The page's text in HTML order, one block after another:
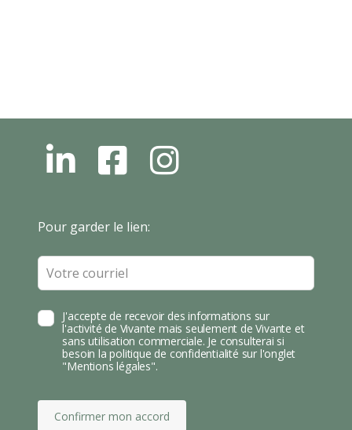
Leave
field
blank
Pour garder le lien:
J'accepte de recevoir des informations sur
l'activité de Vivante mais seulement de Vivante et
sans utilisation commerciale. Je consulterai si
besoin la politique de confidentialité sur l'onglet
"Mentions légales".
Confirmer mon accord